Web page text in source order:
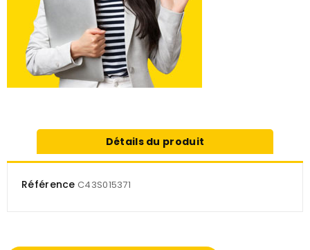
Détails du produit
Référence C43S015371